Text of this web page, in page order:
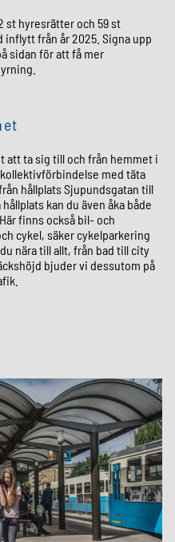
st hyresrätter och 59 st
från år 2025. Signa upp
sidan för att få mer
att ta sig till och från hemmet i
med täta
hållplats Sjupundsgatan till
kan du även åka både
finns också bil- och
cykel, säker cykelparkering
nära till allt, från bad till city
bjuder vi dessutom på